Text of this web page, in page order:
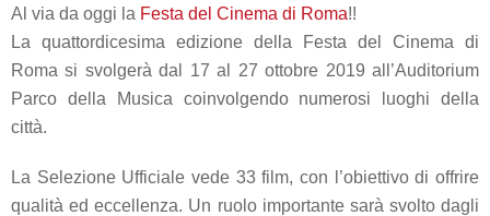
Al via da oggi la Festa del Cinema di Roma!!
La quattordicesima edizione della Festa del Cinema di
Roma si svolgerà dal 17 al 27 ottobre 2019 all’Auditorium
Parco della Musica coinvolgendo numerosi luoghi della
città.
La Selezione Ufficiale vede 33 film, con l’obiettivo di offrire
qualità ed eccellenza. Un ruolo importante sarà svolto dagli